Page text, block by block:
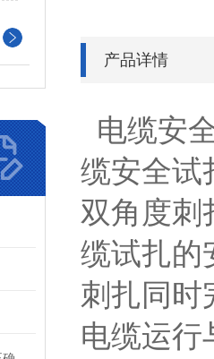
产品详情
电缆安
缆安全试
双角度刺
缆试扎的
刺扎同时
电缆运行